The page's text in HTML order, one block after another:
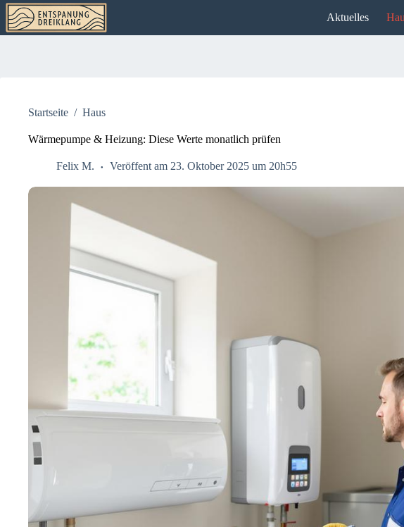
Zum
Inhalt
springen
Aktuelles
Startseite / Haus
Wärmepumpe & Heizung: Diese Werte monatlich prüfen
Felix M. Veröffent am 23. Oktober 2025 um 20h55